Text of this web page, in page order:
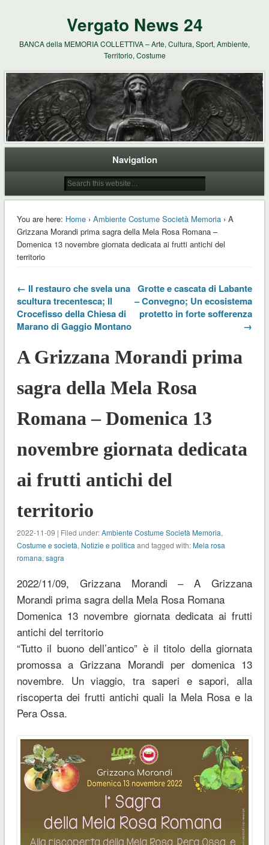
Vergato News 24
BANCA della MEMORIA COLLETTIVA – Arte, Cultura, Sport, Ambiente,
Territorio, Costume
Navigation
You are here: Home› Ambiente Costume Società Memoria› A
Grizzana Morandi prima sagra della Mela Rosa Romana –
Domenica 13 novembre giornata dedicata ai frutti antichi del
territorio
← II restauro che svela una
scultura trecentesca; Il
Crocefisso della Chiesa di
Marano di Gaggio Montano
Grotte e cascata di Labante
– Convegno; Un ecosistema
protetto in forte sofferenza
→
A Grizzana Morandi prima
sagra della Mela Rosa
Romana – Domenica 13
novembre giornata dedicata
ai frutti antichi del
territorio
2022-11-09 | Filed under:Ambiente Costume Società Memoria,
Costume e società, Notizie e politica and tagged with:Mela rosa
romana, sagra
2022/11/09, Grizzana Morandi – A Grizzana
Morandi prima sagra della Mela Rosa Romana
Domenica 13 novembre giornata dedicata ai frutti
antichi del territorio
“Tutto il buono dell’antico” è il titolo della giornata
promossa a Grizzana Morandi per domenica 13
novembre. Un viaggio, tra saperi e sapori, alla
riscoperta dei frutti antichi quali la Mela Rosa e la
Pera Ossa.